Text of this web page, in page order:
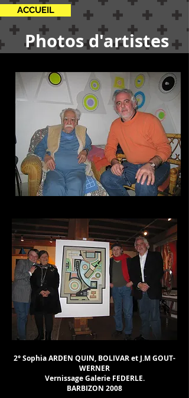
ACCUEIL
Photos d'artistes
2° Sophia ARDEN QUIN, BOLIVAR et J.M GOUT-
WERNER
Vernissage Galerie FEDERLE.
BARBIZON 2008